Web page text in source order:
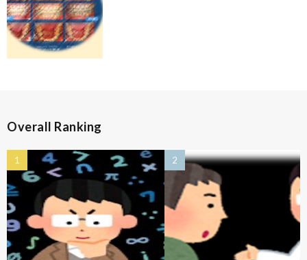
Overall Ranking